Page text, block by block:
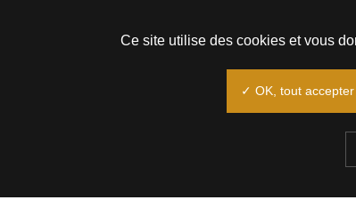
Ce site utilise des cookies et vous
✓ OK, tout accepter